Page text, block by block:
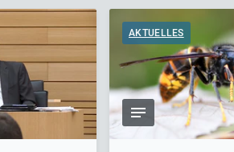
AKTUELLES